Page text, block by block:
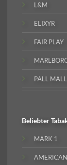
L&M
ELIXYR
FAIR PLAY
PALL MALL
Beliebter
MARK 1